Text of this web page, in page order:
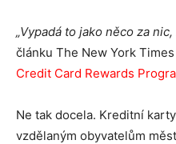
„Vypadá to jako něco za nic,
článku The New York Times
Credit Card Rewards
Ne tak docela. Kreditní
vzdělaným obyvatelům